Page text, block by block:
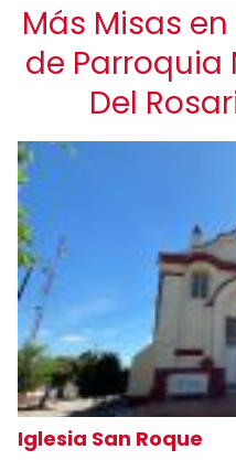
Más Misas
de Parroquia
Del
Iglesia San Roque